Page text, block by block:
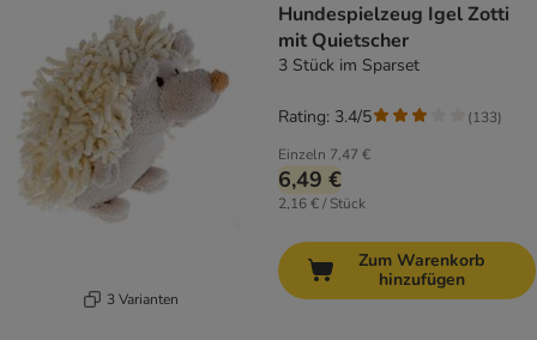
3 Varianten
Hundespielzeug Igel Zotti
mit Quietscher
3 Stück im Sparset
Einzeln 7,47 €
6,49 €
2,16 € / Stück
Rating: 3.4/5 (133)
Zum Warenkorb
hinzufügen